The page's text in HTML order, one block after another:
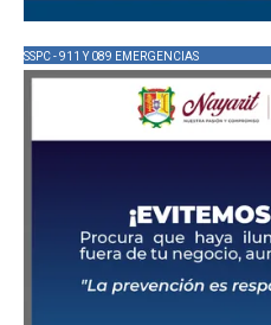
SSPC - 911 Y 089 EMERGENCIAS